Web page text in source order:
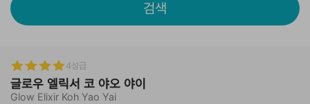
검색
4성급
글로우 엘릭서 코 야오 야이
Glow Elixir Koh Yao Yai